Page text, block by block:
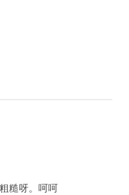
糙呀。呵呵